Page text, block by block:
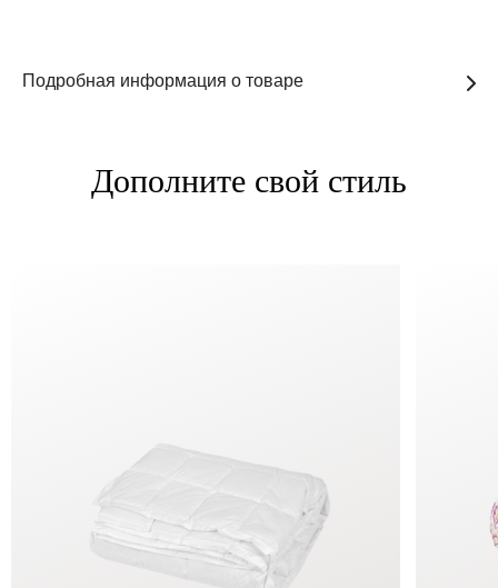
Подробная информация о товаре
Дополните свой стиль